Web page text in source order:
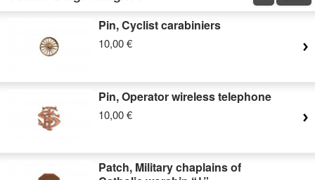
Pin, Cyclist carabiniers
10,00 €
Pin, Operator wireless telephone
10,00 €
Patch, Military chaplains of